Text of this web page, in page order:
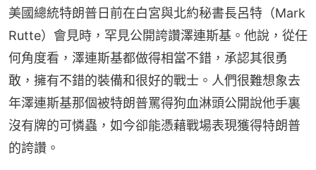
美國總統特朗普日前在白宮與北約秘書長呂特（Mark
Rutte）會見時，罕見公開誇讚澤連斯基。他說，從任
何角度看，澤連斯基都做得相當不錯，承認其很勇
敢，擁有不錯的裝備和很好的戰士。人們很難想象去
年澤連斯基那個被特朗普罵得狗血淋頭公開說他手裏
沒有牌的可憐蟲，如今卻能憑藉戰場表現獲得特朗普
的誇讚。